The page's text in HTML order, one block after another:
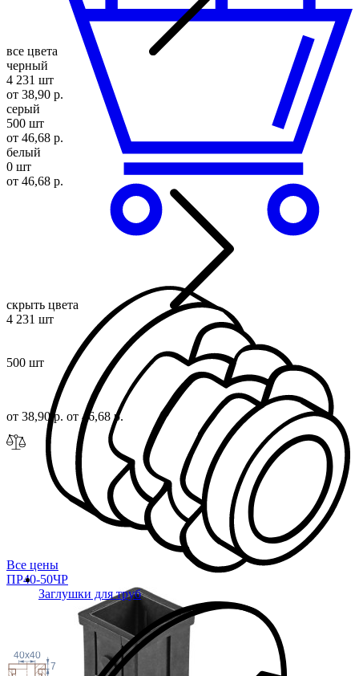
Заглушки для труб
все цвета
черный
4 231 шт
от 38,90 р.
серый
500 шт
от 46,68 р.
белый
0 шт
от 46,68 р.
скрыть цвета
4 231 шт
500 шт
от 38,90 р. от 46,68 р.
Все цены
ПР40-50ЧР
7
40x40